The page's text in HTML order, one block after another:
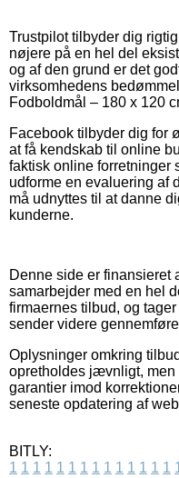
Trustpilot tilbyder dig
nøjere på en hel del
og af den grund er det
virksomhedens
Fodboldmål – 180 x 120
Facebook tilbyder dig for
at få kendskab til online
faktisk online forretninger
udforme en evaluering af
må udnyttes til at danne
kunderne.
Denne side er finansieret
samarbejder med en hel
firmaernes tilbud, og
sender videre
Oplysninger omkring
opretholdes jævnligt, men
garantier imod
seneste opdatering af
BITLY:
1 1 1 1 1 1 1 1 1 1 1 1 1 1